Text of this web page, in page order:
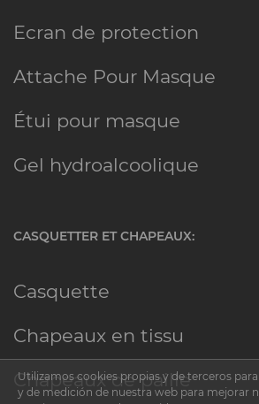
Ecran de protection
Attache Pour Masque
Étui pour masque
Gel hydroalcoolique
CASQUETTER ET CHAPEAUX:
Casquette
Chapeaux en tissu
Chapeaux de paille
Utilizamos cookies propias y de terceros
y de medición de nuestra web para mejorar